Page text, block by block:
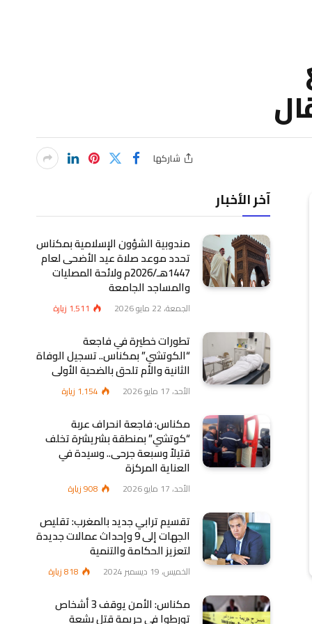
شاركها
آخر الأخبار
مندوبية الشؤون الإسلامية بمكناس
تحدد موعد صلاة عيد الأضحى لعام
1447هـ/2026م ولائحة المصليات
والمساجد الجامعة
الجمعة، 22 مايو 2026 1٬511 زيارة
تطورات خطيرة في فاجعة
“الكوتشي” بمكناس.. تسجيل الوفاة
الثانية والأم تلحق بالضحية الأولى
الأحد، 17 مايو 2026 1٬154 زيارة
مكناس: فاجعة انحراف عربة
“كوتشي” بمنطقة بشريشرة تخلف
قتيلاً وسبعة جرحى.. وسيدة في
العناية المركزة
الأحد، 17 مايو 2026 908زيارة
تقسيم ترابي جديد بالمغرب: تقليص
الجهات إلى 9 وإحداث عمالات جديدة
لتعزيز الحكامة والتنمية
الخميس، 19 ديسمبر 2024 818زيارة
مكناس: الأمن يوقف 3 أشخاص
تورطوا في جريمة قتل بشعة